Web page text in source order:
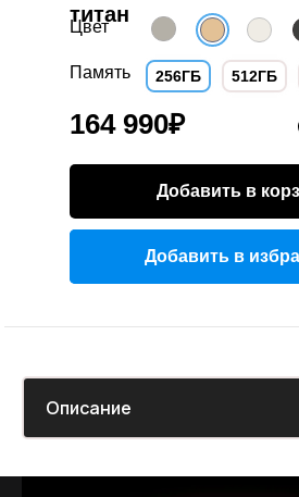
титан
164 990₽
Добавить в
Цвет
Память 256ГБ 512ГБ
Добавить в
Добавить в